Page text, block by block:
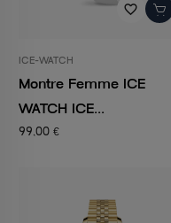
favorite_border
ICE-WATCH
Montre Femme ICE
WATCH ICE...
99,00 €